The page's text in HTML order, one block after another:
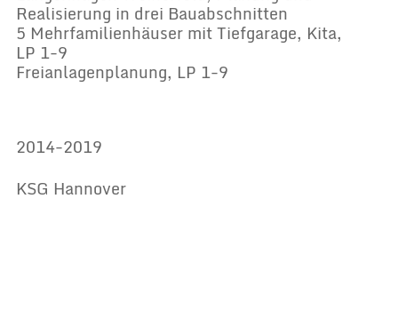
Realisierung in drei Bauabschnitten
5 Mehrfamilienhäuser mit Tiefgarage, Kita,
LP 1-9
Freianlagenplanung, LP 1-9
2014-2019
KSG Hannover